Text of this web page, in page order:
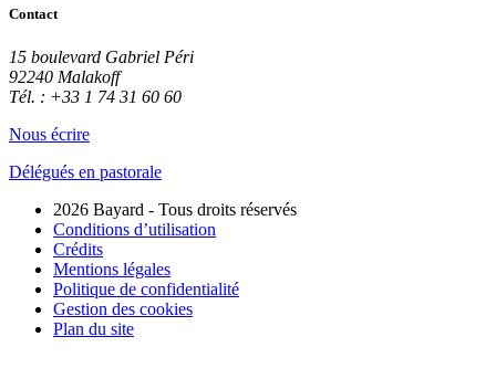
Contact
15 boulevard Gabriel Péri
92240 Malakoff
Tél. : +33 1 74 31 60 60
Nous écrire
Délégués en pastorale
2026 Bayard - Tous droits réservés
Conditions d’utilisation
Crédits
Mentions légales
Politique de confidentialité
Gestion des cookies
Plan du site